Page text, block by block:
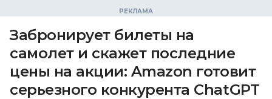
Забронирует билеты на
самолет и скажет последние
цены на акции: Amazon готовит
серьезного конкурента ChatGPT